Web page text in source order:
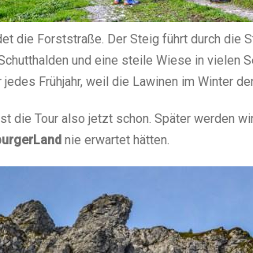
die Forststraße. Der Steig führt durch die
und eine steile Wiese in vielen
Frühjahr, weil die Lawinen im Winter
die Tour also jetzt schon. Später werden
nie erwartet hätten.